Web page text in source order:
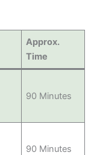
Approx.
Time
90 Minutes
90 Minutes